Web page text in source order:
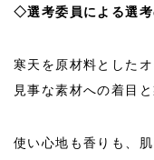
◇選考委員による選考
寒天を原材料としたオ
見事な素材への着目
使い心地も香りも、